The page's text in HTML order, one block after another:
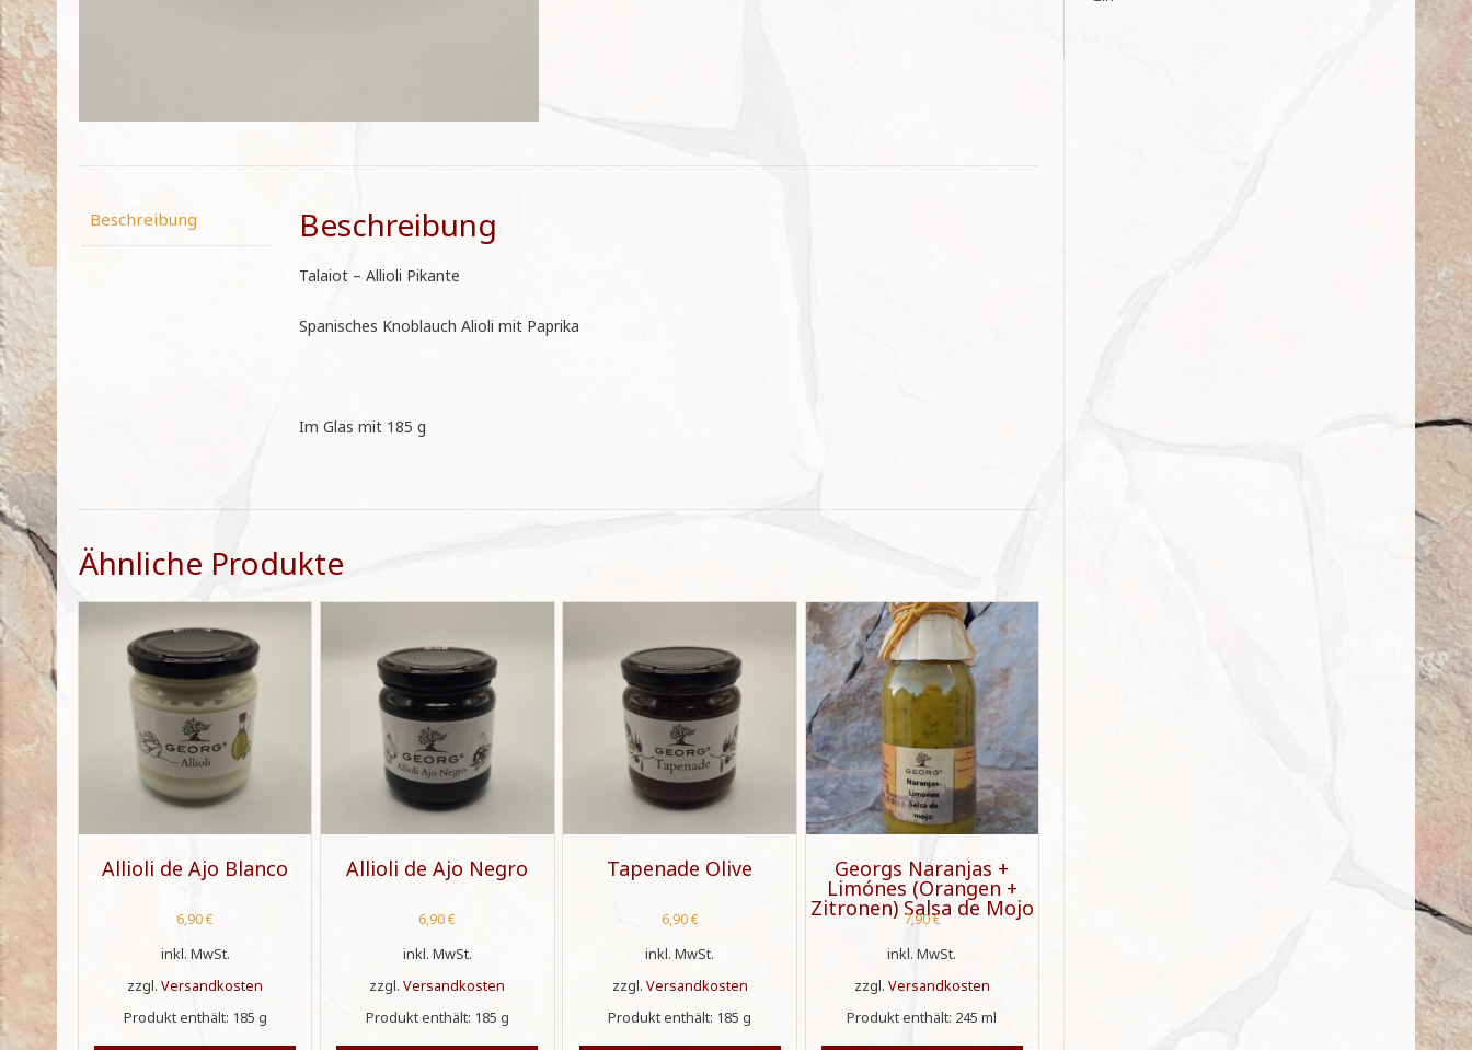
Beschreibung Beschreibung
Talaiot – Allioli Pikante
Spanisches Knoblauch Alioli mit Paprika
Im Glas mit 185 g
Ähnliche Produkte
Allioli de Ajo Blanco
6,90€
inkl. MwSt.
zzgl.Versandkosten
Produkt enthält: 185 g
Allioli de Ajo Negro
6,90€
inkl. MwSt.
zzgl.Versandkosten
Produkt enthält: 185 g
Tapenade Olive
6,90€
inkl. MwSt.
zzgl. Versandkosten
Produkt enthält: 185g
Georgs Naranjas +
Limónes (Orangen +
Zitronen) Salsa de Mojo
7,90€
inkl. MwSt.
zzgl. Versandkosten
Produkt enthält: 245ml